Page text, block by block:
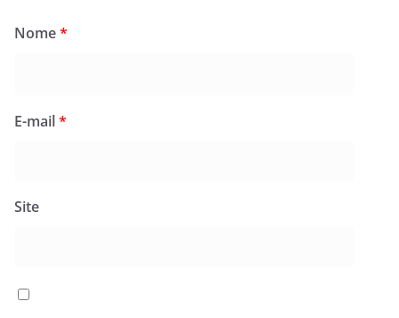
Nome*
E-mail*
Site